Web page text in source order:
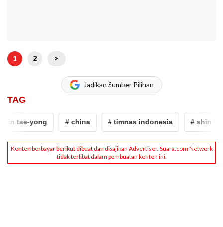
1 2 >
Jadikan Sumber Pilihan
TAG
tae-yong # china # timnas indonesia # shin tae-